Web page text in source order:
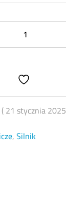
21 stycznia 2025
,Silnik